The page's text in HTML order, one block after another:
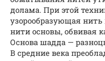
долама. При этой
узорообразующая
нити основы, обвивая
Основа шадда —
В средние века